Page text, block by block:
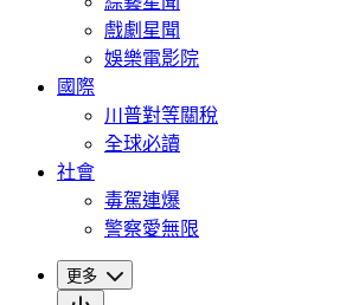
戲劇星聞
娛樂電影院
國際
川普對等關稅
全球必讀
社會
毒駕連爆
警察愛無限
更多